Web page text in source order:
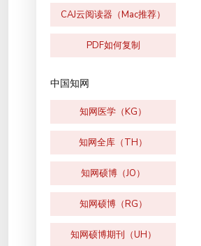
CAJ云阅读器（Mac推荐）
PDF如何复制
中国知网
知网医学（KG）
知网全库（TH）
知网硕博（JO）
知网硕博（RG）
知网硕博期刊（UH）